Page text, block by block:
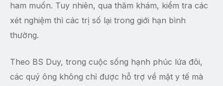
ham muốn. Tuy nhiên, qua thăm khám, kiểm tra các
xét nghiệm thì các trị số lại trong giới hạn bình
thường.
Theo BS Duy, trong cuộc sống hạnh phúc lứa đôi,
các quý ông không chỉ được hỗ trợ về mặt y tế mà